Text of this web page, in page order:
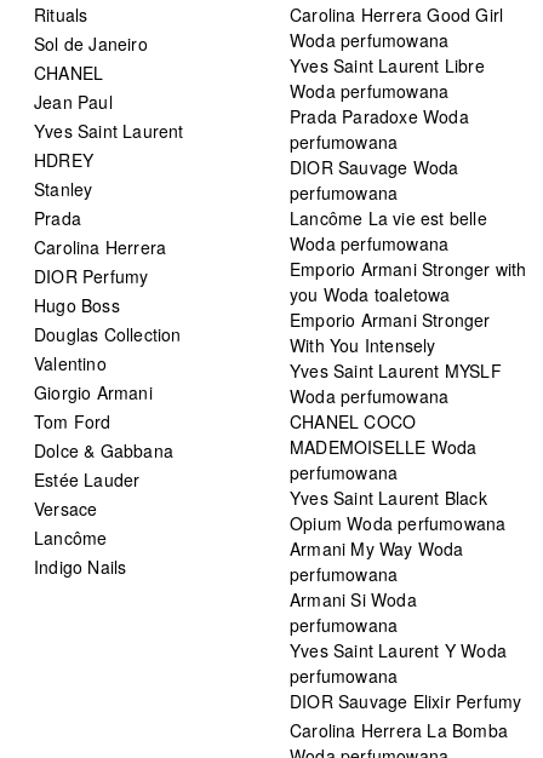
Rituals
Sol de Janeiro
CHANEL
Jean Paul
Yves Saint Laurent
HDREY
Stanley
Prada
Carolina Herrera
DIOR Perfumy
Hugo Boss
Douglas Collection
Valentino
Giorgio Armani
Tom Ford
Dolce & Gabbana
Estée Lauder
Versace
Lancôme
Indigo Nails
Carolina Herrera Good Girl
Woda perfumowana
Yves Saint Laurent Libre
Woda perfumowana
Prada Paradoxe Woda
perfumowana
DIOR Sauvage Woda
perfumowana
Lancôme La vie est belle
Woda perfumowana
Emporio Armani Stronger with
you Woda toaletowa
Emporio Armani Stronger
With You Intensely
Yves Saint Laurent MYSLF
Woda perfumowana
CHANEL COCO
MADEMOISELLE Woda
perfumowana
Yves Saint Laurent Black
Opium Woda perfumowana
Armani My Way Woda
perfumowana
Armani Si Woda
perfumowana
Yves Saint Laurent Y Woda
perfumowana
DIOR Sauvage Elixir Perfumy
Carolina Herrera La Bomba